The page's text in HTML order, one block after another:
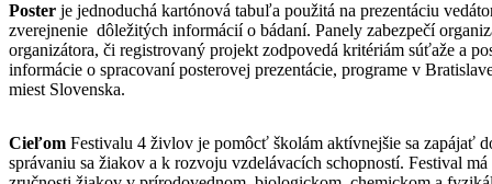
Poster je jednoduchá kartónová tabuľa použitá na prezentáciu
zverejnenie dôležitých informácií o bádaní. Panely zabezpečí
organizátora, či registrovaný projekt zodpovedá kritériám súťaže a
informácie o spracovaní posterovej prezentácie, programe v
miest Slovenska.
Cieľom Festivalu 4 živlov je pomôcť školám aktívnejšie sa zapájať
správaniu sa žiakov a k rozvoju vzdelávacích schopností. Festival